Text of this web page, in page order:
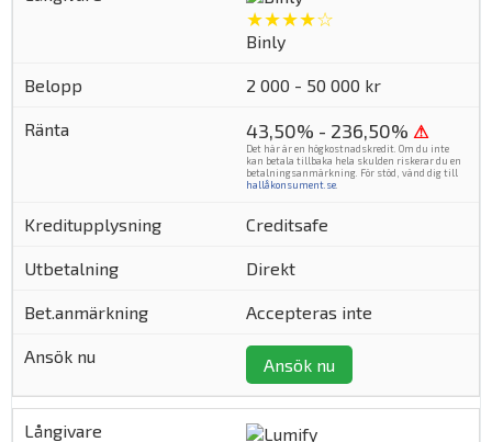
★★★★☆
Binly
2 000 - 50 000 kr
43,50% - 236,50% ⚠
Det här är en högkostnadskredit. Om du inte
kan betala tillbaka hela skulden riskerar du en
betalningsanmärkning. För stöd, vänd dig till
hallåkonsument.se.
Creditsafe
Direkt
Accepteras inte
Ansök nu